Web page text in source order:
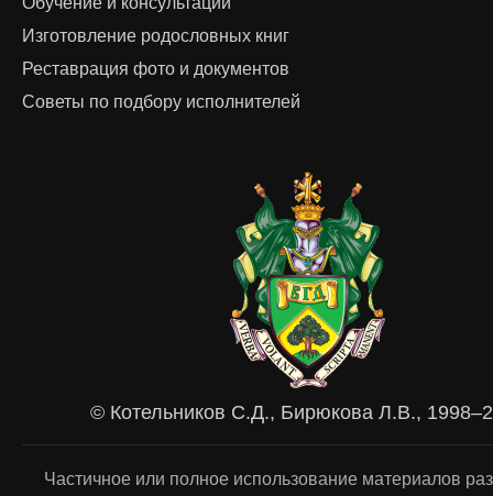
Изготовление родословных книг
Реставрация фото и документов
Советы по подбору исполнителей
© Котельников С.Д., Бирюкова Л.В.,
Частичное или полное использование материалов